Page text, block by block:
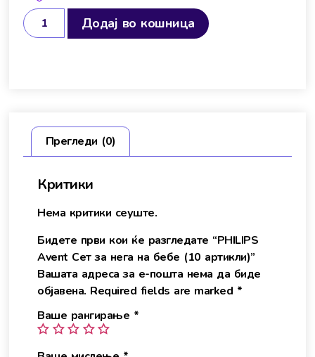
Додај во кошница
Прегледи (0)
Критики
Нема критики сеуште.
Бидете први кои ќе разгледате “PHILIPS
Avent Сет за нега на бебе (10 артикли)”
Вашата адреса за е-пошта нема да биде
објавена. Required fields are marked *
Ваше рангирање *